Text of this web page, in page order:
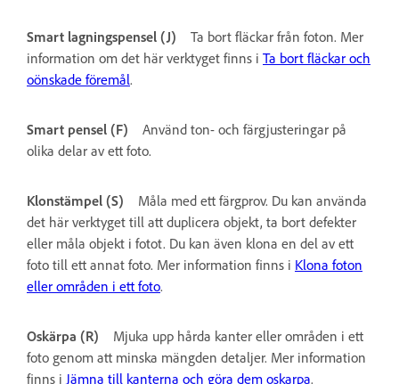
Smart lagningspensel (J)
Ta bort fläckar från foton. Mer
information om det här verktyget finns i Ta bort fläckar och
oönskade föremål.
Smart pensel (F)
Använd ton- och färgjusteringar på
olika delar av ett foto.
Klonstämpel (S)
Måla med ett färgprov. Du kan använda
det här verktyget till att duplicera objekt, ta bort defekter
eller måla objekt i fotot. Du kan även klona en del av ett
foto till ett annat foto. Mer information finns i Klona foton
eller områden i ett foto.
Oskärpa (R)
Mjuka upp hårda kanter eller områden i ett
foto genom att minska mängden detaljer. Mer information
finns i Jämna till kanterna och göra dem oskarpa.